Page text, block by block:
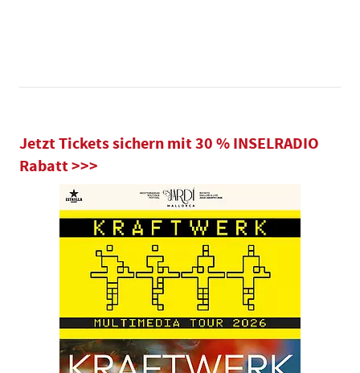
Jetzt Tickets sichern mit 30 % INSELRADIO
Rabatt >>>